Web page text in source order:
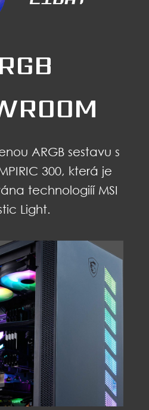
ARGB sestavu s
300, která je
technologiíí MSI
Light.